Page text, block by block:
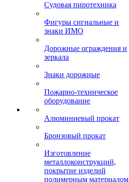
Судовая пиротехника
Фигуры сигнальные и
знаки ИМО
Дорожные ограждения и
зеркала
Знаки дорожные
Пожарно-техническое
оборудование
Алюминиевый прокат
Бронзовый прокат
Изготовление
металлоконструкций,
покрытие изделий
полимерным материалом